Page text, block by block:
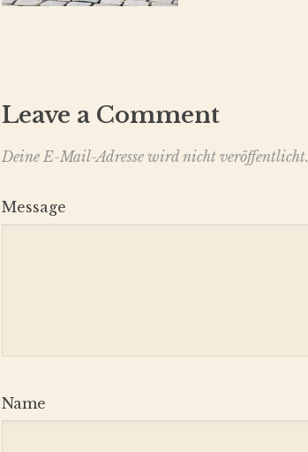
Leave a Comment
Deine E-Mail-Adresse wird nicht veröffentlicht.
Message
Name